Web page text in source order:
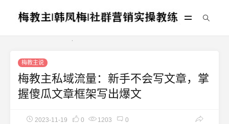
梅教主说
梅教主私域流量：新手不会写文章，掌
握傻瓜文章框架写出爆文
2023-11-19 0 1203 0